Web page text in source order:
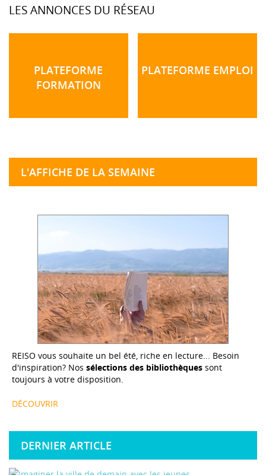
LES ANNONCES DU RÉSEAU
PLATEFORME
FORMATION
PLATEFORME EMPLOI
L'AFFICHE DE LA SEMAINE
REISO vous souhaite un bel été, riche en lecture... Besoin
d'inspiration? Nos sélections des bibliothèques sont
toujours à votre disposition.
DÉCOUVRIR
DERNIER ARTICLE